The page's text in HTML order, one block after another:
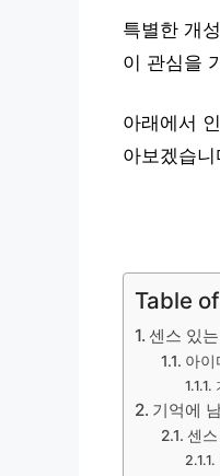
특별한 개
이 관심을
아래에서
아보겠습니
Table
센스 있
아이
기억에
센